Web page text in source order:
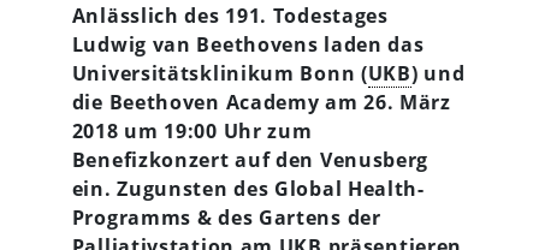
Anlässlich des 191. Todestages
Ludwig van Beethovens laden das
Universitätsklinikum Bonn (UKB) und
die Beethoven Academy am 26. März
2018 um 19:00 Uhr zum
Benefizkonzert auf den Venusberg
ein. Zugunsten des Global Health-
Programms & des Gartens der